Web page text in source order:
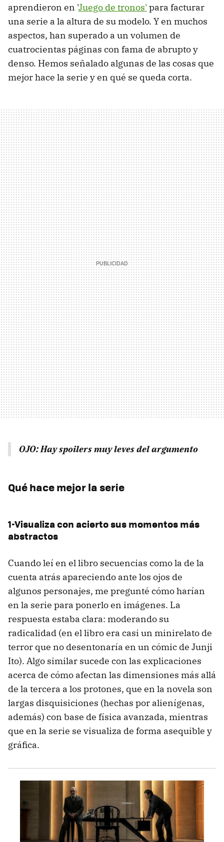
aprendieron en 'Juego de tronos' para facturar
una serie a la altura de su modelo. Y en muchos
aspectos, han superado a un volumen de
cuatrocientas páginas con fama de abrupto y
denso. Hemos señalado algunas de las cosas que
mejor hace la serie y en qué se queda corta.
OJO: Hay spoilers muy leves del argumento
Qué hace mejor la serie
1-Visualiza con acierto sus momentos más
abstractos
Cuando leí en el libro secuencias como la de la
cuenta atrás apareciendo ante los ojos de
algunos personajes, me pregunté cómo harían
en la serie para ponerlo en imágenes. La
respuesta estaba clara: moderando su
radicalidad (en el libro era casi un minirelato de
terror que no desentonaría en un cómic de Junji
Ito). Algo similar sucede con las explicaciones
acerca de cómo afectan las dimensiones más allá
de la tercera a los protones, que en la novela son
largas disquisiciones (hechas por alienígenas,
además) con base de física avanzada, mientras
que en la serie se visualiza de forma asequible y
gráfica.